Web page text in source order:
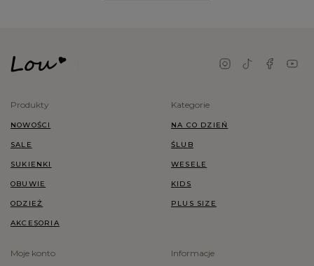
Produkty
NOWOŚCI
SALE
SUKIENKI
OBUWIE
ODZIEŻ
AKCESORIA
Kategorie
NA CO DZIEŃ
ŚLUB
WESELE
KIDS
PLUS SIZE
Moje konto Informacje